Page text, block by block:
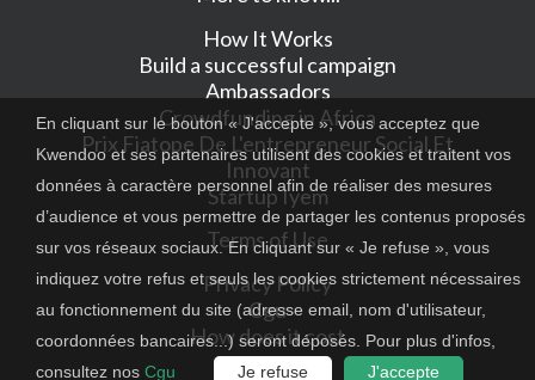
How It Works
Build a successful campaign
Ambassadors
Crowdfunding in Africa
Prix Fiatope De L'entrepreneur Social Et
Innovant
Startup Iyem
Terms of Use
Privacy Policy
Cgu
How does it cost
En cliquant sur le bouton « J'accepte », vous acceptez que
Kwendoo et ses partenaires utilisent des cookies et traitent vos
données à caractère personnel afin de réaliser des mesures
d’audience et vous permettre de partager les contenus proposés
sur vos réseaux sociaux. En cliquant sur « Je refuse », vous
indiquez votre refus et seuls les cookies strictement nécessaires
au fonctionnement du site (adresse email, nom d'utilisateur,
coordonnées bancaires...) seront déposés. Pour plus d'infos,
consultez nos Cgu J'accepte
Je refuse